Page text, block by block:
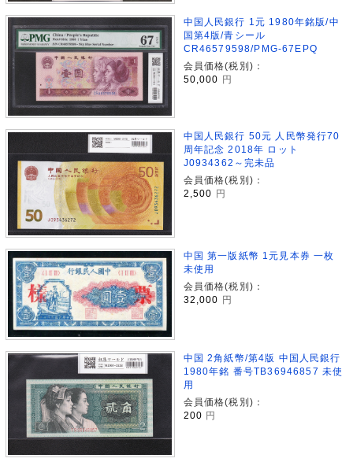
中国人民銀行 1元 1980年銘版/中
国第4版/青シール
CR46579598/PMG-67EPQ
会員価格(税別)：
50,000 円
中国人民銀行 50元 人民幣発行70
周年記念 2018年 ロット
J0934362～完未品
会員価格(税別)：
2,500
円
中国 第一版紙幣 1元見本券 一枚
未使用
会員価格(税別)：
32,000 円
中国 2角紙幣/第4版 中国人民銀行
1980年銘 番号TB36946857 未使
用
会員価格(税別)：
200 円